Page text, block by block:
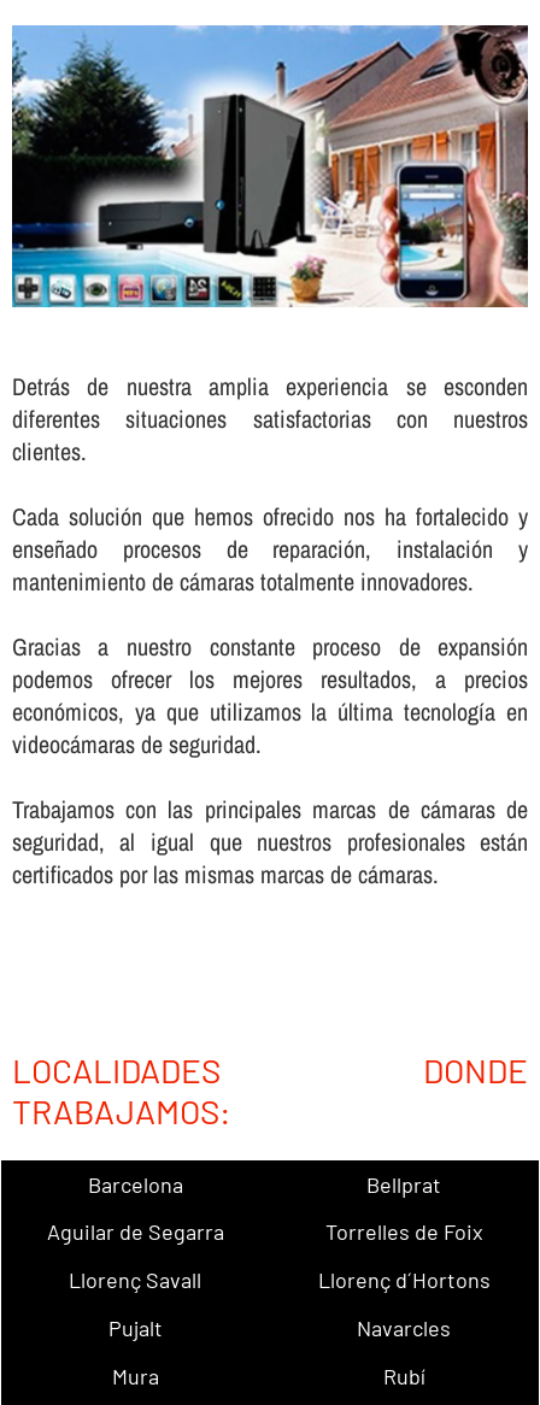
Detrás de nuestra amplia experiencia se esconden
diferentes situaciones satisfactorias con nuestros
clientes.
Cada solución que hemos ofrecido nos ha fortalecido y
enseñado procesos de reparación, instalación y
mantenimiento de cámaras totalmente innovadores.
Gracias a nuestro constante proceso de expansión
podemos ofrecer los mejores resultados, a precios
económicos, ya que utilizamos la última tecnologí­a en
videocámaras de seguridad.
Trabajamos con las principales marcas de cámaras de
seguridad, al igual que nuestros profesionales están
certificados por las mismas marcas de cámaras.
LOCALIDADES DONDE
TRABAJAMOS:
Barcelona
Bellprat
Aguilar de Segarra
Torrelles de Foix
Llorenç Savall
Llorenç d´Hortons
Pujalt
Navarcles
Mura
Rubí